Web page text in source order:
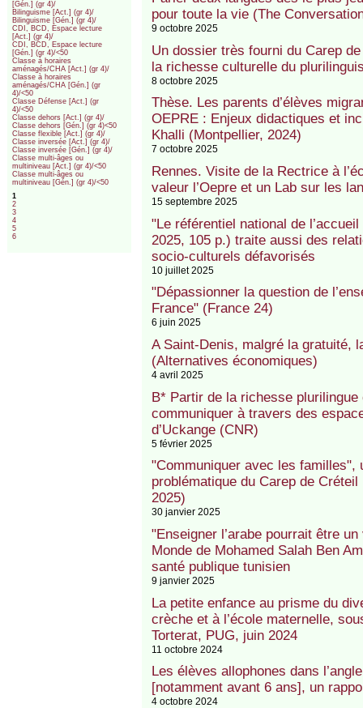
[Gén.] (gr 4)/
Bilinguisme [Act.] (gr 4)/
Bilinguisme [Gén.] (gr 4)/
CDI, BCD, Espace lecture
[Act.] (gr 4)/
CDI, BCD, Espace lecture
[Gén.] (gr 4)/<50
Classe à horaires
aménagés/CHA [Act.] (gr 4)/
Classe à horaires
aménagés/CHA [Gén.] (gr
4)/<50
Classe Défense [Act.] (gr
4)/<50
Classe dehors [Act.] (gr 4)/
Classe dehors [Gén.] (gr 4)<50
Classe flexible [Act.] (gr 4)/
Classe inversée [Act.] (gr 4)/
Classe inversée [Gén.] (gr 4)/
Classe multi-âges ou
multiniveau [Act.] (gr 4)/<50
Classe multi-âges ou
multiniveau [Gén.] (gr 4)/<50
1
2
3
4
5
6
pour toute la vie (The
9 octobre 2025
Un dossier très fourni du Carep
la richesse culturelle du
8 octobre 2025
Thèse. Les parents d’élèves
OEPRE : Enjeux didactiques et
Khalli (Montpellier, 2024)
7 octobre 2025
Rennes. Visite de la Rectrice à
valeur l’Oepre et un Lab sur les
15 septembre 2025
"Le référentiel national de
2025, 105 p.) traite aussi des
socio-culturels défavorisés
10 juillet 2025
"Dépassionner la question de
France" (France 24)
6 juin 2025
A Saint-Denis, malgré la gratuité,
(Alternatives économiques)
4 avril 2025
B* Partir de la richesse plurilingue
communiquer à travers des
d’Uckange (CNR)
5 février 2025
"Communiquer avec les familles",
problématique du Carep de
2025)
30 janvier 2025
"Enseigner l’arabe pourrait être
Monde de Mohamed Salah Ben
santé publique tunisien
9 janvier 2025
La petite enfance au prisme du
crèche et à l’école maternelle,
Torterat, PUG, juin 2024
11 octobre 2024
Les élèves allophones dans
[notamment avant 6 ans], un
4 octobre 2024